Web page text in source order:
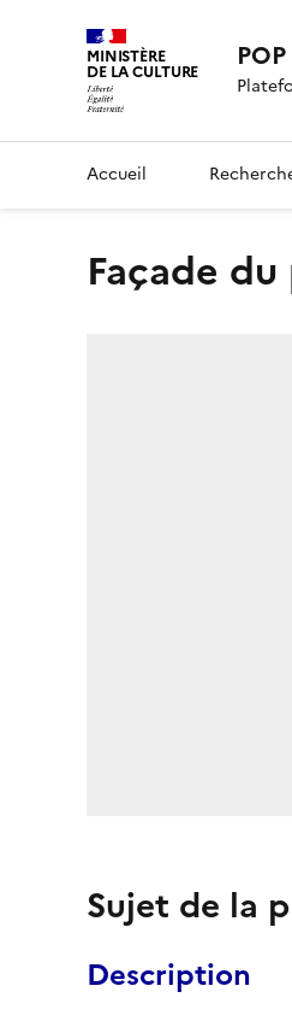
MINISTÈRE
DE LA CULTURE POP
Accueil
Façade
Sujet de la
Description